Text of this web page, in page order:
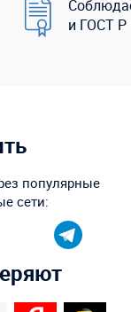
и ГОСТ Р
популярные
сети: